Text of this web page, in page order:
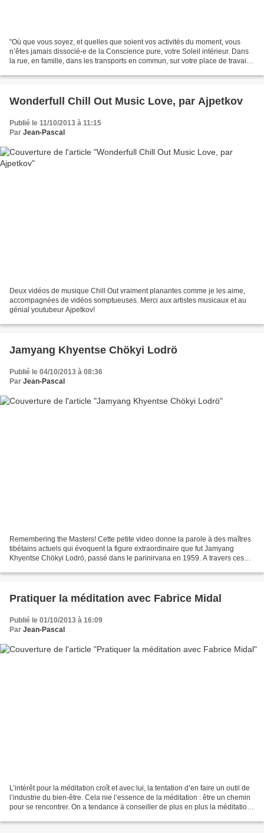
"Où que vous soyez, et quelles que soient vos activités du moment, vous
n’êtes jamais dissocié-e de la Conscience pure, votre Soleil intérieur. Dans
la rue, en famille, dans les transports en commun, sur votre place de travail,
Wonderfull Chill Out Music Love, par Ajpetkov
Publié le 11/10/2013 à 11:15
Par Jean-Pascal
Deux vidéos de musique Chill Out vraiment planantes comme je les aime,
accompagnées de vidéos somptueuses. Merci aux artistes musicaux et au
génial youtubeur Ajpetkov!
Jamyang Khyentse Chökyi Lodrö
Publié le 04/10/2013 à 08:36
Par Jean-Pascal
Remembering the Masters! Cette petite video donne la parole à des maîtres
tibétains actuels qui évoquent la figure extraordinaire que fut Jamyang
Khyentse Chökyi Lodrö, passé dans le parinirvana en 1959. A travers ces
Pratiquer la méditation avec Fabrice Midal
Publié le 01/10/2013 à 16:09
Par Jean-Pascal
L’intérêt pour la méditation croît et avec lui, la tentation d’en faire un outil de
l’industrie du bien-être. Cela nie l’essence de la méditation : être un chemin
pour se rencontrer. On a tendance à conseiller de plus en plus la méditation